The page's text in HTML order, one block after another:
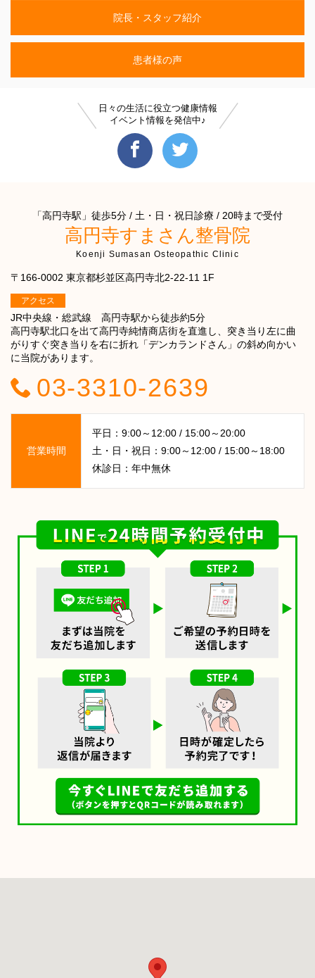
院長・スタッフ紹介
患者様の声
日々の生活に役立つ健康情報
イベント情報を発信中♪
「高円寺駅」徒歩5分 / 土・日・祝日診療 / 20時まで受付
高円寺すまさん整骨院
Koenji Sumasan Osteopathic Clinic
〒166-0002 東京都杉並区高円寺北2-22-11 1F
アクセス
JR中央線・総武線 高円寺駅から徒歩約5分
高円寺駅北口を出て高円寺純情商店街を直進し、突き当り左に曲
がりすぐ突き当りを右に折れ「デンカランドさん」の斜め向かい
に当院があります。
03-3310-2639
営業時間
平日：9:00～12:00 / 15:00～20:00
土・日・祝日：9:00～12:00 / 15:00～18:00
休診日：年中無休